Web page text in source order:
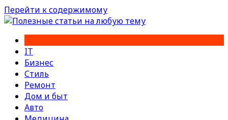
Перейти к содержимому
IT
Бизнес
Стиль
Ремонт
Дом и быт
Авто